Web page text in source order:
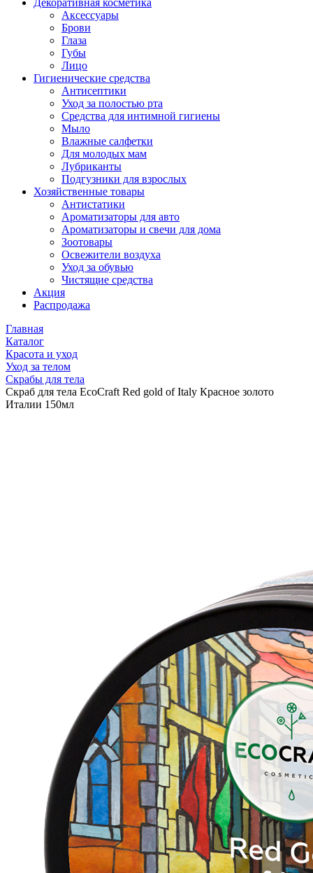
Декоративная косметика
Аксессуары
Брови
Глаза
Губы
Лицо
Гигиенические средства
Антисептики
Уход за полостью рта
Средства для интимной гигиены
Мыло
Влажные салфетки
Для молодых мам
Лубриканты
Подгузники для взрослых
Хозяйственные товары
Антистатики
Ароматизаторы для авто
Ароматизаторы и свечи для дома
Зоотовары
Освежители воздуха
Уход за обувью
Чистящие средства
Акция
Распродажа
Главная
Каталог
Красота и уход
Уход за телом
Скрабы для тела
Скраб для тела EcoCraft Red gold of Italy Красное золото
Италии 150мл